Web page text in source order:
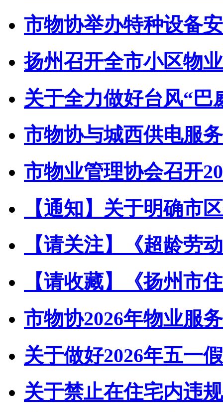
市物协举办特种设备
扬州召开全市小区物
关于全力做好台风“巴
市物协与城西供电服
市物业管理协会召开
【通知】关于明确市
【请关注】《超龄劳
【请收藏】《扬州市
市物协2026年物业服
关于做好2026年五一
关于禁止在住宅内违